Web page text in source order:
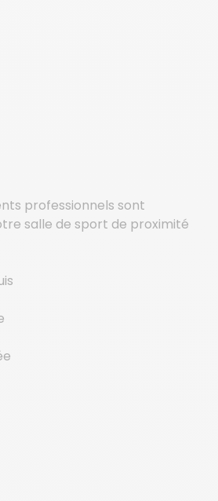
professionnels sont
salle de sport de proximité